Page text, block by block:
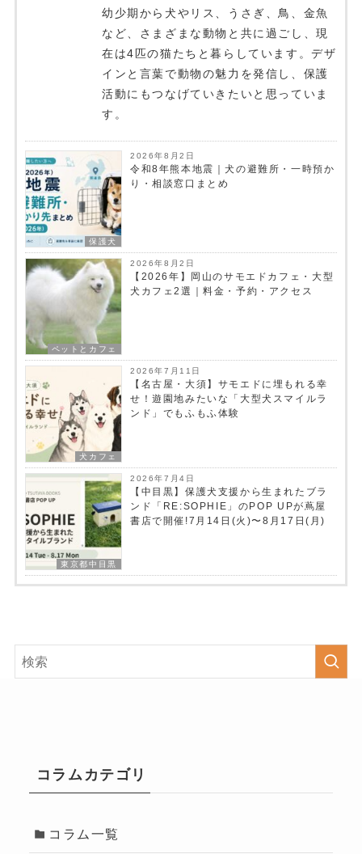
幼少期から犬やリス、うさぎ、鳥、金魚
など、さまざまな動物と共に過ごし、現
在は4匹の猫たちと暮らしています。デザ
インと言葉で動物の魅力を発信し、保護
活動にもつなげていきたいと思っていま
す。
保護犬
2026年8月2日
令和8年熊本地震｜犬の避難所・一時預か
り・相談窓口まとめ
ペットとカフェ
2026年8月2日
【2026年】岡山のサモエドカフェ・大型
犬カフェ2選｜料金・予約・アクセス
犬カフェ
2026年7月11日
【名古屋・大須】サモエドに埋もれる幸
せ！遊園地みたいな「大型犬スマイルラ
ンド」でもふもふ体験
東京都中目黒
2026年7月4日
【中目黒】保護犬支援から生まれたブラ
ンド「RE:SOPHIE」のPOP UPが蔦屋
書店で開催!7月14日(火)〜8月17日(月)
コラムカテゴリ
コラム一覧